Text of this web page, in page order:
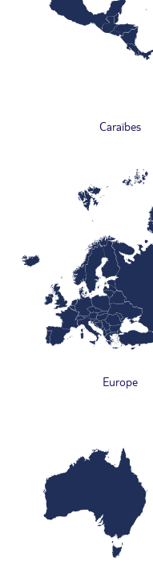
Caraïbes
Europe